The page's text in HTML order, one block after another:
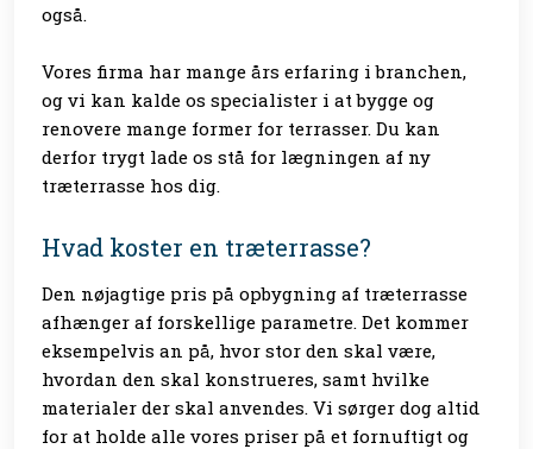
også.
Vores firma har mange års erfaring i branchen,
og vi kan kalde os specialister i at bygge og
renovere mange former for terrasser. Du kan
derfor trygt lade os stå for lægningen af ny
træterrasse hos dig.
Hvad koster en træterrasse?
Den nøjagtige pris på opbygning af træterrasse
afhænger af forskellige parametre. Det kommer
eksempelvis an på, hvor stor den skal være,
hvordan den skal konstrueres, samt hvilke
materialer der skal anvendes. Vi sørger dog altid
for at holde alle vores priser på et fornuftigt og